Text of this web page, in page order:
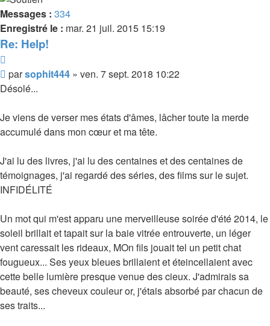
Messages : 334
Enregistré le : mar. 21 juil. 2015 15:19
Re: Help!
Message
parsophit444 » ven. 7 sept. 2018 10:22
Désolé...
Je viens de verser mes états d'âmes, lâcher toute la merde
accumulé dans mon cœur et ma tête.
J'ai lu des livres, j'ai lu des centaines et des centaines de
témoignages, j'ai regardé des séries, des films sur le sujet.
INFIDÉLITÉ
Un mot qui m'est apparu une merveilleuse soirée d'été 2014, le
soleil brillait et tapait sur la baie vitrée entrouverte, un léger
vent caressait les rideaux, MOn fils jouait tel un petit chat
fougueux... Ses yeux bleues brillaient et éteincellaient avec
cette belle lumière presque venue des cieux. J'admirais sa
beauté, ses cheveux couleur or, j'étais absorbé par chacun de
ses traits...